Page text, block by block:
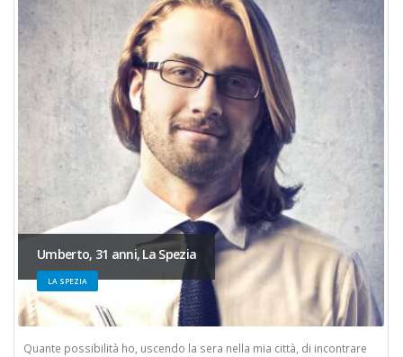
Umberto, 31 anni, La Spezia
LA SPEZIA
Quante possibilità ho, uscendo la sera nella mia città, di incontrare